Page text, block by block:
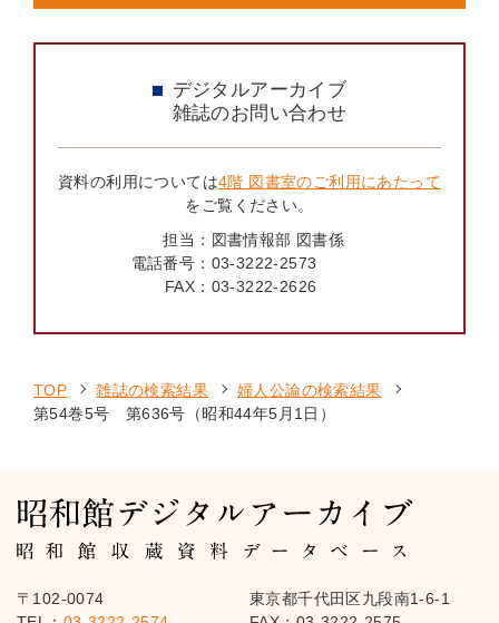
デジタルアーカイブ
雑誌のお問い合わせ
資料の利用については4階 図書室のご利用にあたって
をご覧ください。
担当： 図書情報部 図書係
電話番号： 03-3222-2573
FAX： 03-3222-2626
TOP 雑誌の検索結果
婦人公論の検索結果
第54巻5号 第636号（昭和44年5月1日）
〒102-0074
東京都千代田区九段南1-6-1